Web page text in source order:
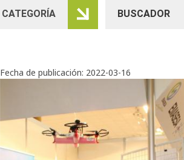
Fecha de publicación: 2022-03-16